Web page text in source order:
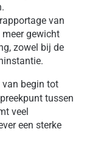
van
gewicht
zowel bij de
van begin tot
tussen
veel
een sterke